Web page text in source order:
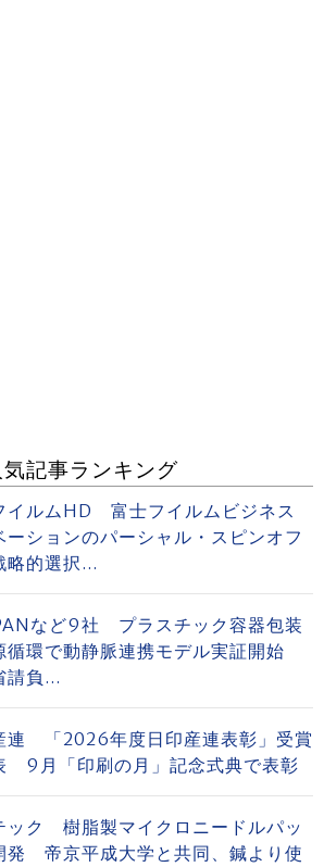
気記事ランキング
イルムHD 富士フイルムビジネス
ーションのパーシャル・スピンオフ
略的選択...
など9社 プラスチック容器包装
循環で動静脈連携モデル実証開始
請負...
連 「2026年度日印産連表彰」受賞
9月「印刷の月」記念式典で表彰
ック 樹脂製マイクロニードルパッ
発 帝京平成大学と共同、鍼より使